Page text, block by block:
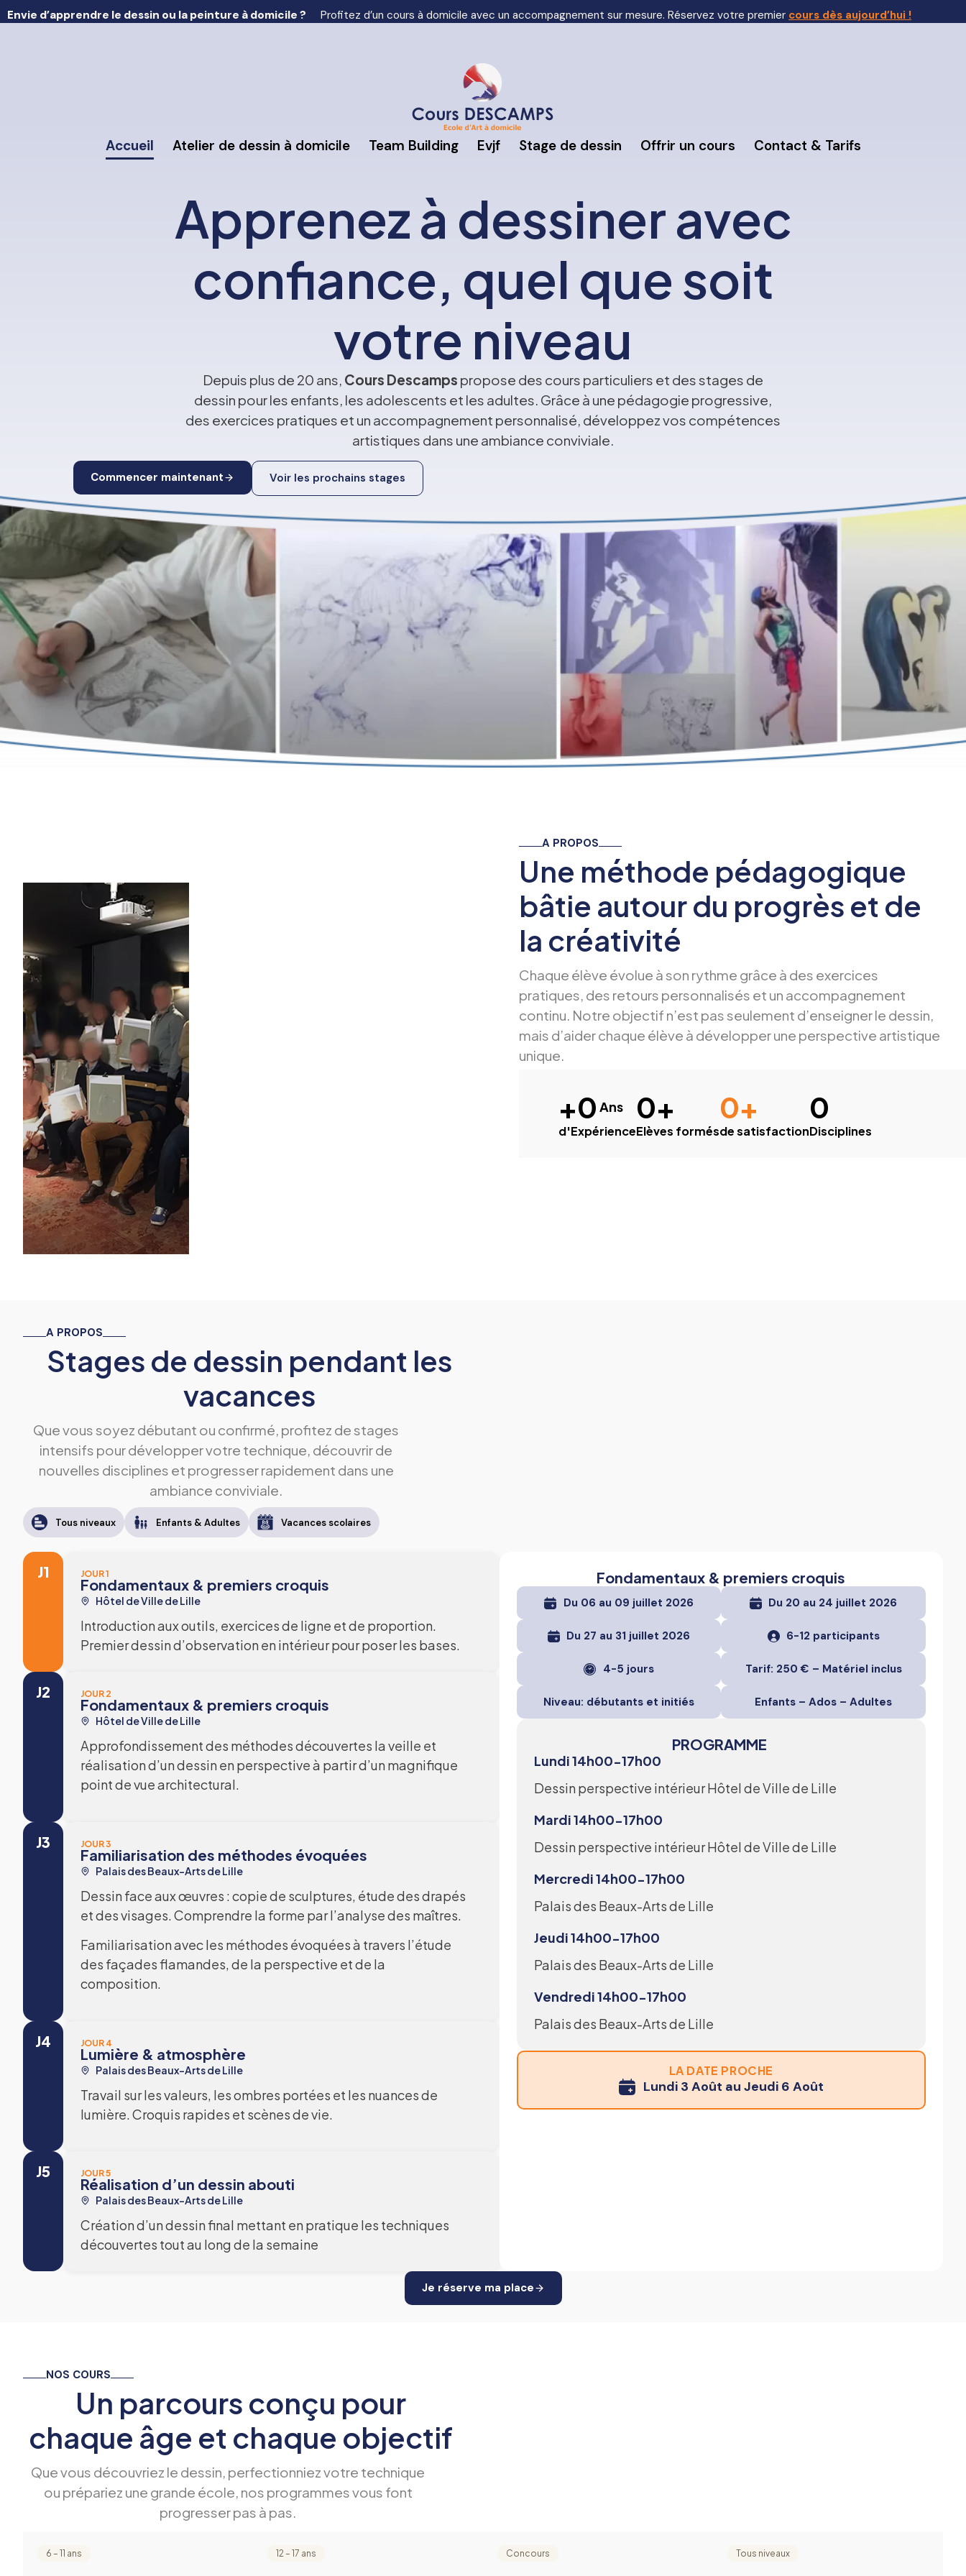
Envie d’apprendre le dessin ou la peinture à domicile ? Profitez d’un cours à domicile avec un accompagnement sur mesure. Réservez votre premier cours dès aujourd’hui !
Accueil Atelier de dessin à domicile Team Building Evjf Stage de dessin Offrir un cours Contact & Tarifs
Apprenez à dessiner avec
confiance, quel que soit
votre niveau
Depuis plus de 20 ans, Cours Descamps propose des cours particuliers et des stages de
dessin pour les enfants, les adolescents et les adultes. Grâce à une pédagogie progressive,
des exercices pratiques et un accompagnement personnalisé, développez vos compétences
artistiques dans une ambiance conviviale.
Commencer maintenant Voir les prochains stages
A PROPOS
Une méthode pédagogique
bâtie autour du progrès et de
la créativité
Chaque élève évolue à son rythme grâce à des exercices
pratiques, des retours personnalisés et un accompagnement
continu. Notre objectif n’est pas seulement d’enseigner le dessin,
mais d’aider chaque élève à développer une perspective artistique
unique.
d'Expérience
+0 Ans
Elèves formés
0+
de satisfaction
0+
Disciplines
0
A PROPOS
Stages de dessin pendant les
vacances
Que vous soyez débutant ou confirmé, profitez de stages
intensifs pour développer votre technique, découvrir de
nouvelles disciplines et progresser rapidement dans une
ambiance conviviale.
Tous niveaux Enfants & Adultes Vacances scolaires
J1 JOUR 1
Fondamentaux & premiers croquis
Hôtel de Ville de Lille
Introduction aux outils, exercices de ligne et de proportion.
Premier dessin d’observation en intérieur pour poser les bases.
J2 JOUR 2
Fondamentaux & premiers croquis
Hôtel de Ville de Lille
Approfondissement des méthodes découvertes la veille et
réalisation d’un dessin en perspective à partir d’un magnifique
point de vue architectural.
J3 JOUR 3
Familiarisation des méthodes évoquées
Palais des Beaux-Arts de Lille
Dessin face aux œuvres : copie de sculptures, étude des drapés
et des visages. Comprendre la forme par l’analyse des maîtres.
Familiarisation avec les méthodes évoquées à travers l’étude
des façades flamandes, de la perspective et de la
composition.
J4 JOUR 4
Lumière & atmosphère
Palais des Beaux-Arts de Lille
Travail sur les valeurs, les ombres portées et les nuances de
lumière. Croquis rapides et scènes de vie.
J5 JOUR 5
Réalisation d’un dessin abouti
Palais des Beaux-Arts de Lille
Création d’un dessin final mettant en pratique les techniques
découvertes tout au long de la semaine
Fondamentaux & premiers croquis
Du 06 au 09 juillet 2026 Du 20 au 24 juillet 2026
Du 27 au 31 juillet 2026 6-12 participants
4-5 jours Tarif: 250 € – Matériel inclus
Niveau: débutants et initiés Enfants – Ados – Adultes
PROGRAMME
Lundi 14h00-17h00
Dessin perspective intérieur Hôtel de Ville de Lille
Mardi 14h00-17h00
Dessin perspective intérieur Hôtel de Ville de Lille
Mercredi 14h00-17h00
Palais des Beaux-Arts de Lille
Jeudi 14h00-17h00
Palais des Beaux-Arts de Lille
Vendredi 14h00-17h00
Palais des Beaux-Arts de Lille
LA DATE PROCHE
Lundi 3 Août au Jeudi 6 Août
Je réserve ma place
NOS COURS
Un parcours conçu pour
chaque âge et chaque objectif
Que vous découvriez le dessin, perfectionniez votre technique
ou prépariez une grande école, nos programmes vous font
progresser pas à pas.
6 – 11 ans 12 – 17 ans Concours Tous niveaux